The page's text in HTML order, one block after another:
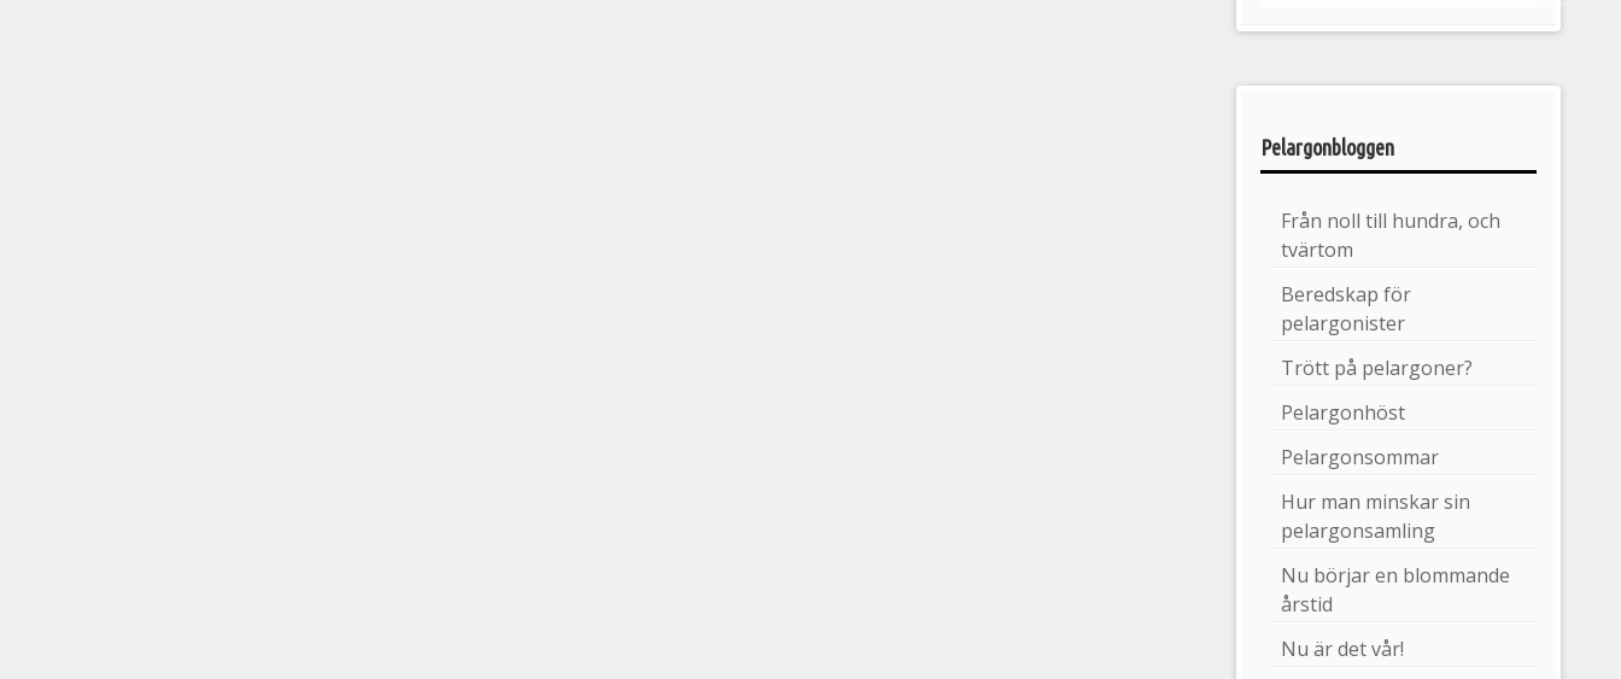
Pelargonbloggen
Från noll till hundra, och
tvärtom
Beredskap för
pelargonister
Trött på pelargoner?
Pelargonhöst
Pelargonsommar
Hur man minskar sin
pelargonsamling
Nu börjar en blommande
årstid
Nu är det vår!